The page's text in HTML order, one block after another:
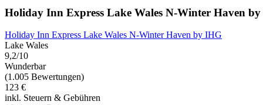
Holiday Inn Express Lake Wales N-Winter Haven
Holiday Inn Express Lake Wales N-Winter Haven by IHG
Lake Wales
9,2/10
Wunderbar
(1.005 Bewertungen)
123 €
inkl. Steuern & Gebühren